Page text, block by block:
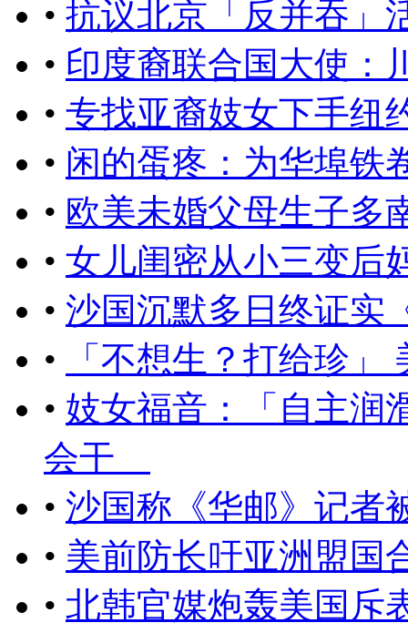
• 抗议北京「反并吞」
• 印度裔联合国大使：
• 专找亚裔妓女下手纽
• 闲的蛋疼：为华埠铁
• 欧美未婚父母生子多
• 女儿闺密从小三变后
• 沙国沉默多日终证实
•
「不想生？打给珍
• 妓女福音：「自主润
会干
• 沙国称《华邮》记者
• 美前防长吁亚洲盟国
• 北韩官媒炮轰美国斥